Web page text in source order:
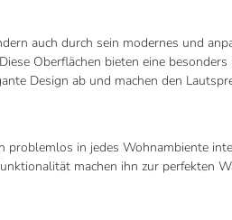
auch durch sein modernes und
Oberflächen bieten eine
Design ab und machen den
problemlos in jedes Wohnambiente
machen ihn zur perfekten